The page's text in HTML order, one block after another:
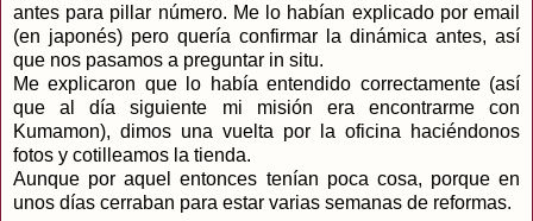
antes para pillar número. Me lo habían explicado por email
(en japonés) pero quería confirmar la dinámica antes, así
que nos pasamos a preguntar in situ.
Me explicaron que lo había entendido correctamente (así
que al día siguiente mi misión era encontrarme con
Kumamon), dimos una vuelta por la oficina haciéndonos
fotos y cotilleamos la tienda.
Aunque por aquel entonces tenían poca cosa, porque en
unos días cerraban para estar varias semanas de reformas.